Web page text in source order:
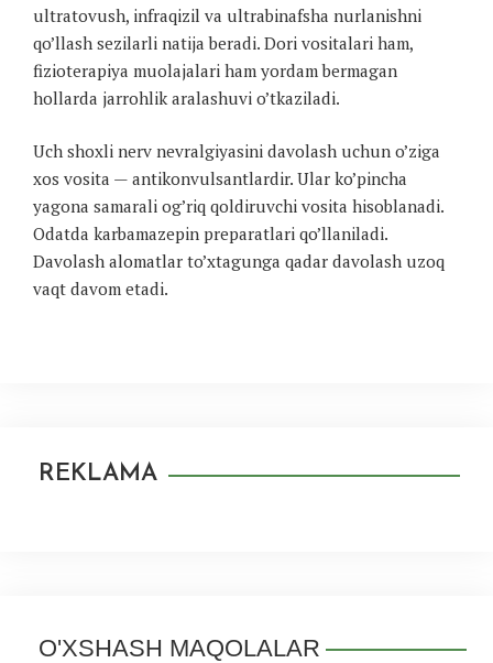
ultratovush, infraqizil va ultrabinafsha nurlanishni
qo’llash sezilarli natija beradi. Dori vositalari ham,
fizioterapiya muolajalari ham yordam bermagan
hollarda jarrohlik aralashuvi o’tkaziladi.
Uch shoxli nerv nevralgiyasini davolash uchun o’ziga
xos vosita — antikonvulsantlardir. Ular ko’pincha
yagona samarali og’riq qoldiruvchi vosita hisoblanadi.
Odatda karbamazepin preparatlari qo’llaniladi.
Davolash alomatlar to’xtagunga qadar davolash uzoq
vaqt davom etadi.
REKLAMA
O'XSHASH MAQOLALAR